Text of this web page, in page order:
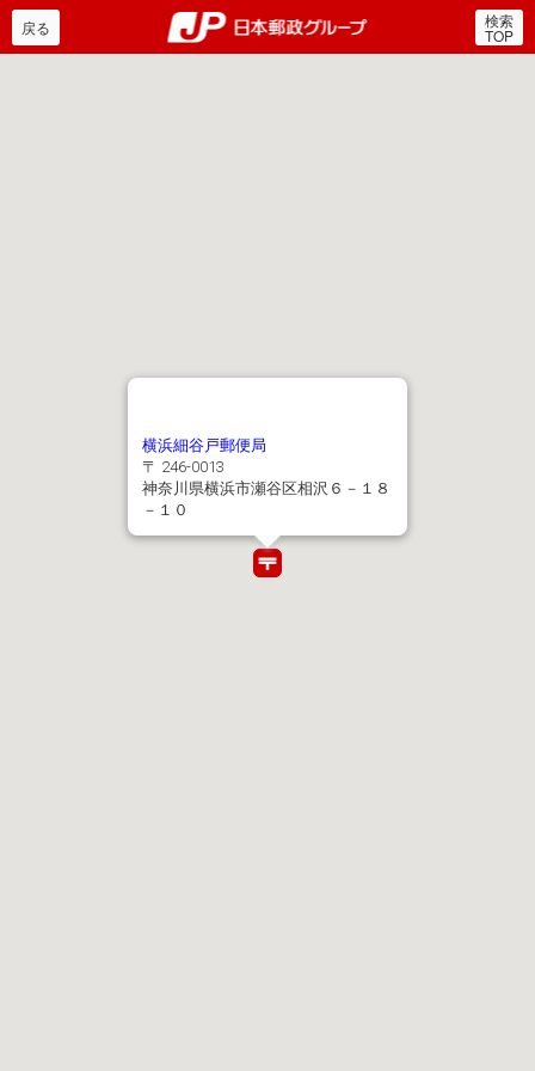
郵便局・日本郵政グルー
戻る 検索
TOP
横浜細谷戸郵便局
〒 246-0013
神奈川県横浜市瀬谷区相沢６－１８
－１０